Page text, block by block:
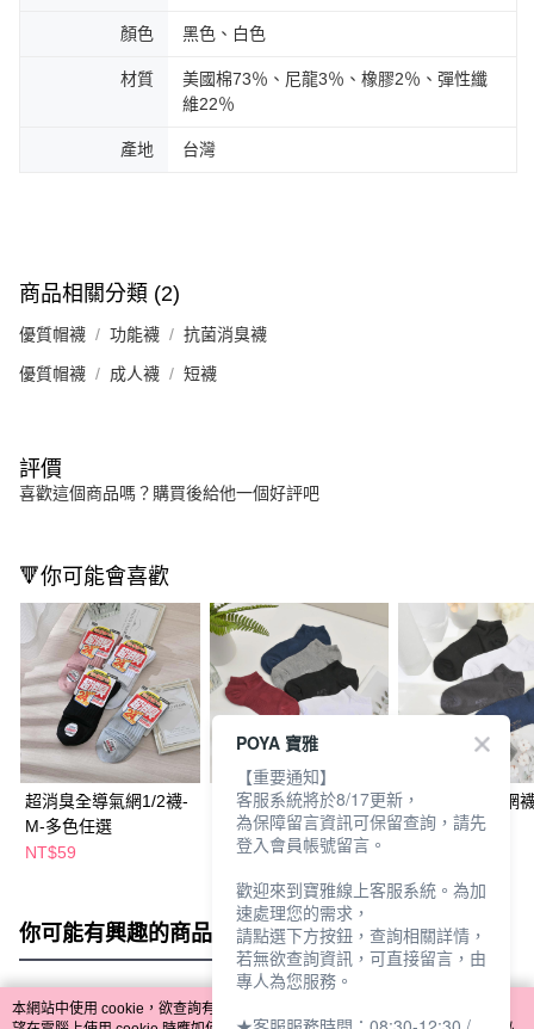
顏色 黑色、白色
材質
美國棉73％、尼龍3％、橡膠2％、彈性纖
維22％
產地 台灣
商品相關分類 (2)
優質帽襪 功能襪 抗菌消臭襪
優質帽襪 成人襪 短襪
評價
喜歡這個商品嗎？購買後給他一個好評吧
🔻你可能會喜歡
超消臭全導氣網1/2襪-
M-多色任選
NT$59
超消臭全導氣網襪-M-
多款任選
NT$59
超消臭全導氣網
多款任選
你可能有興趣的商品 全站排行
本網站中使用 cookie，欲查詢有關本網站使用 cookie 方式之詳情，及若您不希
POYA 寶雅
【重要通知】
客服系統將於8/17更新，
為保障留言資訊可保留查詢，請先
登入會員帳號留言。
歡迎來到寶雅線上客服系統。為加
速處理您的需求，
請點選下方按鈕，查詢相關詳情，
若無欲查詢資訊，可直接留言，由
專人為您服務。